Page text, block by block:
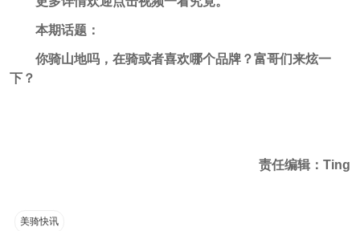
本期话题：
你骑山地吗，在骑或者喜欢哪个品牌？富哥们来炫一
下？
责任编辑：Ting
美骑快讯